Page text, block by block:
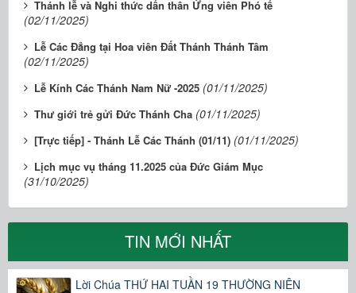
Thánh lễ và Nghi thức dấn thân Ứng viên Phó tế
(02/11/2025)
Lễ Các Đẳng tại Hoa viên Đất Thánh Thánh Tâm
(02/11/2025)
Lễ Kính Các Thánh Nam Nữ -2025 (01/11/2025)
Thư giới trẻ gửi Đức Thánh Cha (01/11/2025)
[Trực tiếp] - Thánh Lễ Các Thánh (01/11) (01/11/2025)
Lịch mục vụ tháng 11.2025 của Đức Giám Mục
(31/10/2025)
TIN MỚI NHẤT
Lời Chúa THỨ HAI TUẦN 19 THƯỜNG NIÊN